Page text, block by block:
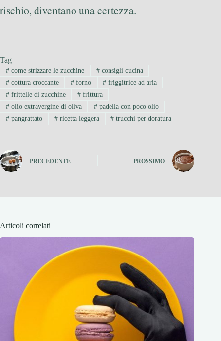
rischio, diventano una certezza.
Tag
#come strizzare le zucchine #consigli cucina
#cottura croccante #forno # friggitrice ad aria
#frittelle di zucchine #frittura
#olio extravergine di oliva #padella con poco olio
#pangrattato #ricetta leggera # trucchi per doratura
PRECEDENTE PROSSIMO
Articoli correlati